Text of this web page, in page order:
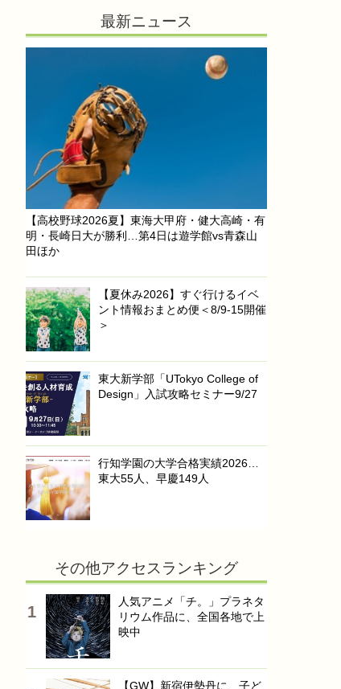
最新ニュース
【高校野球2026夏】東海大甲府・健大高崎・有
明・長崎日大が勝利…第4日は遊学館vs青森山
田ほか
【夏休み2026】すぐ行けるイベ
ント情報おまとめ便＜8/9-15開催
＞
東大新学部「UTokyo College of
Design」入試攻略セミナー9/27
行知学園の大学合格実績2026…
東大55人、早慶149人
その他アクセスランキング
人気アニメ「チ。」プラネタ
リウム作品に、全国各地で上
映中
【GW】新宿伊勢丹に、子ど